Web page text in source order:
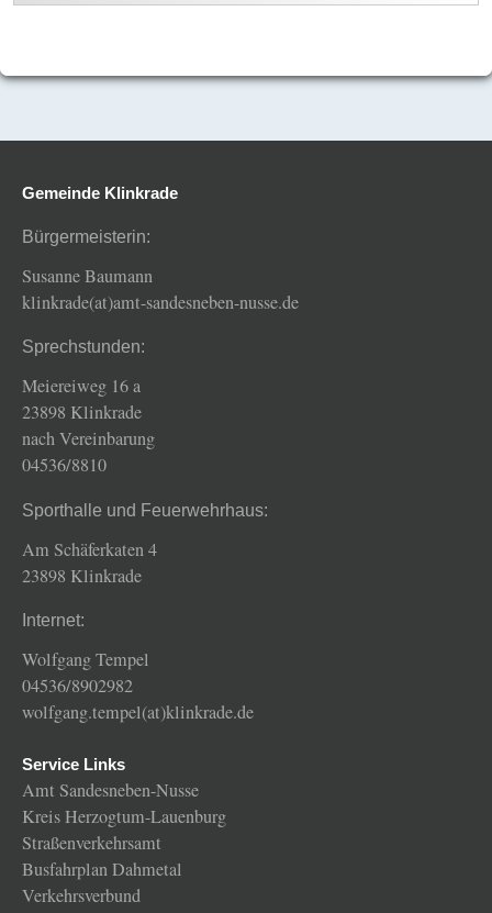
Gemeinde Klinkrade
Bürgermeisterin:
Susanne Baumann
klinkrade(at)amt-sandesneben-nusse.de
Sprechstunden:
Meiereiweg 16 a
23898 Klinkrade
nach Vereinbarung
04536/8810
Sporthalle und Feuerwehrhaus:
Am Schäferkaten 4
23898 Klinkrade
Internet:
Wolfgang Tempel
04536/8902982
wolfgang.tempel(at)klinkrade.de
Service Links
Amt Sandesneben-Nusse
Kreis Herzogtum-Lauenburg
Straßenverkehrsamt
Busfahrplan Dahmetal
Verkehrsverbund